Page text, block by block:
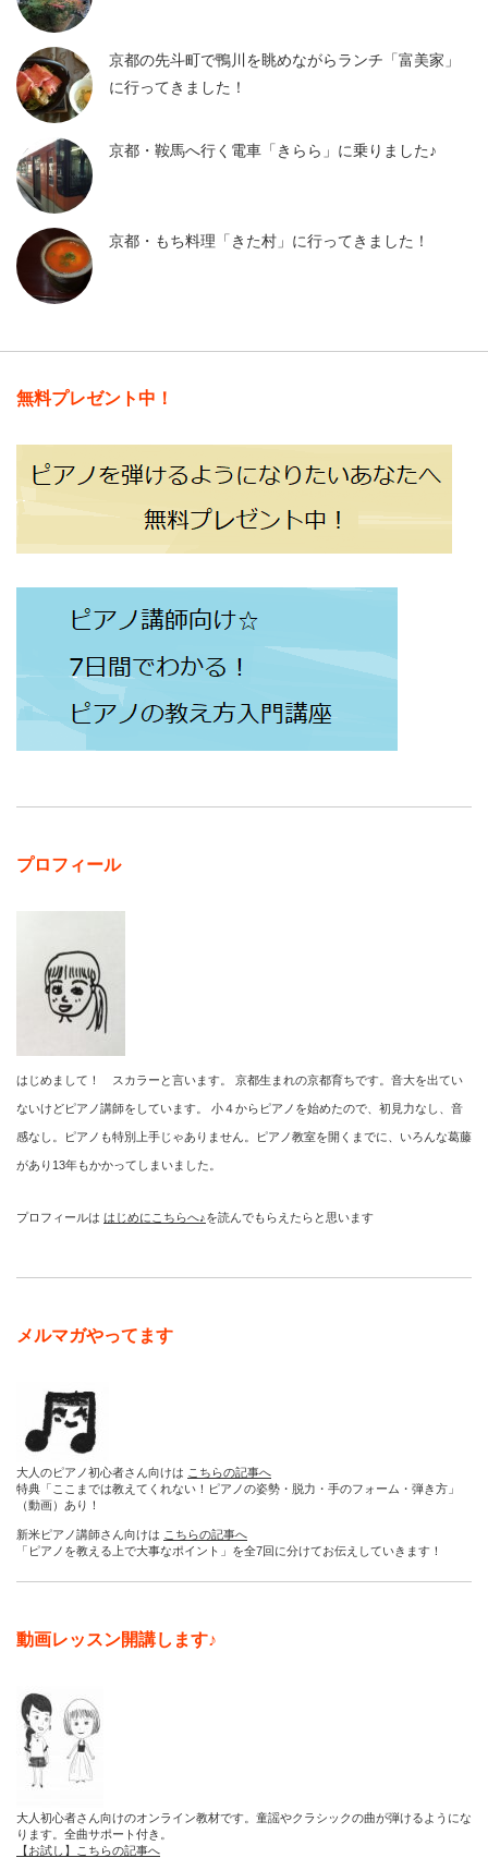
京都の先斗町で鴨川を眺めながらランチ「富美家」
に行ってきました！
京都・鞍馬へ行く電車「きらら」に乗りました♪
京都・もち料理「きた村」に行ってきました！
無料プレゼント中！
プロフィール
はじめまして！ スカラーと言います。 京都生まれの京都育ちです。音大を出てい
ないけどピアノ講師をしています。 小４からピアノを始めたので、初見力なし、音
感なし。ピアノも特別上手じゃありません。ピアノ教室を開くまでに、いろんな葛藤
があり13年もかかってしまいました。
プロフィールは はじめにこちらへ♪を読んでもらえたらと思います
メルマガやってます
大人のピアノ初心者さん向けは こちらの記事へ
特典「ここまでは教えてくれない！ピアノの姿勢・脱力・手のフォーム・弾き方」
（動画）あり！
新米ピアノ講師さん向けは こちらの記事へ
「ピアノを教える上で大事なポイント」を全7回に分けてお伝えしていきます！
動画レッスン開講します♪
大人初心者さん向けのオンライン教材です。童謡やクラシックの曲が弾けるようにな
ります。全曲サポート付き。
【お試し】こちらの記事へ